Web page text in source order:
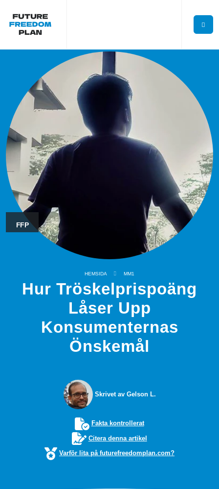
FFP
HEMSIDA MM1
Hur Tröskelprispoäng
Låser Upp
Konsumenternas
Önskemål
Skrivet av Gelson L.
Fakta kontrollerat
Citera denna artikel
Varför lita på futurefreedomplan.com?